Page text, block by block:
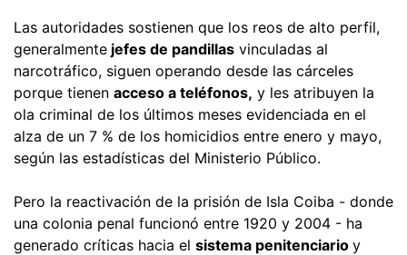
Las autoridades sostienen que los reos de alto perfil,
generalmente jefes de pandillas vinculadas al
narcotráfico, siguen operando desde las cárceles
porque tienen acceso a teléfonos, y les atribuyen la
ola criminal de los últimos meses evidenciada en el
alza de un 7 % de los homicidios entre enero y mayo,
según las estadísticas del Ministerio Público.
Pero la reactivación de la prisión de Isla Coiba - donde
una colonia penal funcionó entre 1920 y 2004 - ha
generado críticas hacia el sistema penitenciario y